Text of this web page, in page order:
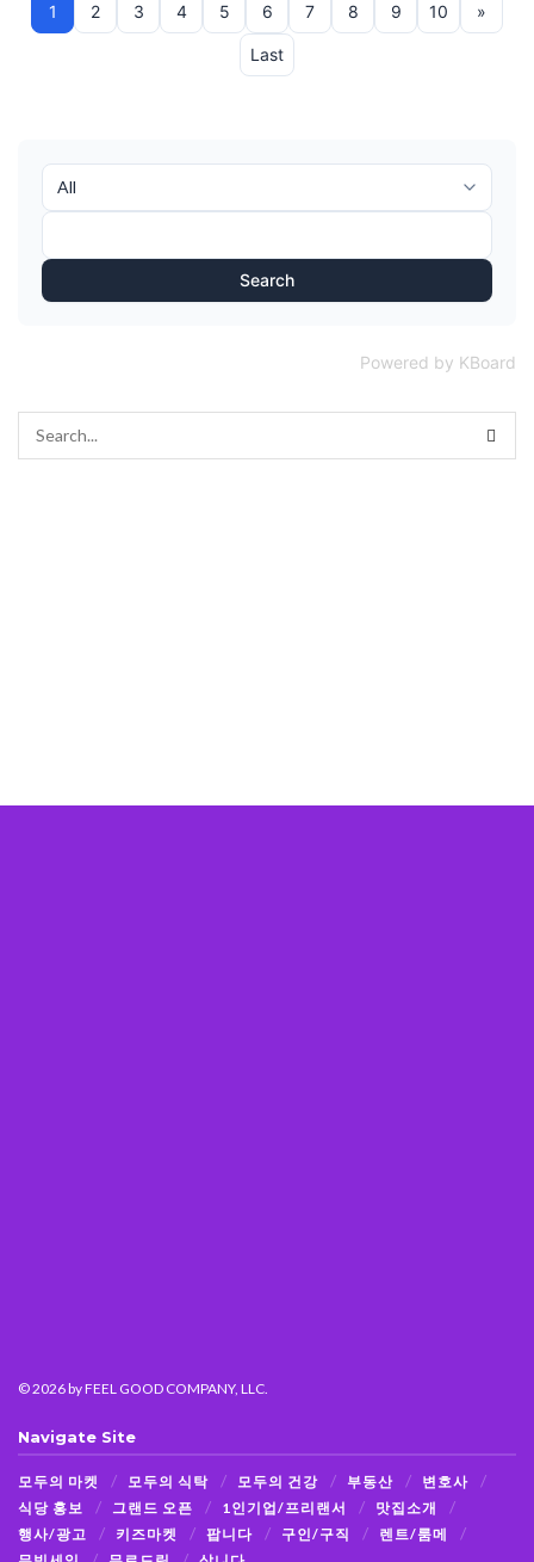
1 2 3 4 5 6 7 8 9 10 »
Last
Search
Powered by KBoard
© 2026by FEEL GOOD COMPANY, LLC.
Navigate Site
모두의 마켓 모두의 식탁 모두의 건강 부동산
변호사
식당 홍보
그랜드 오픈 1인기업/프리랜서
맛집소개
행사/광고
키즈마켓 팝니다 구인/구직
렌트/룸메